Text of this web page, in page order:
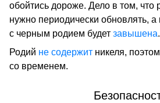
обойтись дороже. Дело в том, что
нужно периодически обновлять,
с черным родием будет завышена.
Родий не содержит никеля,
со временем.